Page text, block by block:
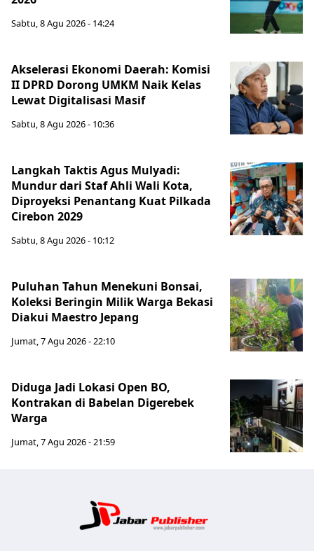
Sabtu, 8 Agu 2026 - 14:24
Akselerasi Ekonomi Daerah: Komisi
II DPRD Dorong UMKM Naik Kelas
Lewat Digitalisasi Masif
Sabtu, 8 Agu 2026 - 10:36
Langkah Taktis Agus Mulyadi:
Mundur dari Staf Ahli Wali Kota,
Diproyeksi Penantang Kuat Pilkada
Cirebon 2029
Sabtu, 8 Agu 2026 - 10:12
Puluhan Tahun Menekuni Bonsai,
Koleksi Beringin Milik Warga Bekasi
Diakui Maestro Jepang
Jumat, 7 Agu 2026 - 22:10
Diduga Jadi Lokasi Open BO,
Kontrakan di Babelan Digerebek
Warga
Jumat, 7 Agu 2026 - 21:59